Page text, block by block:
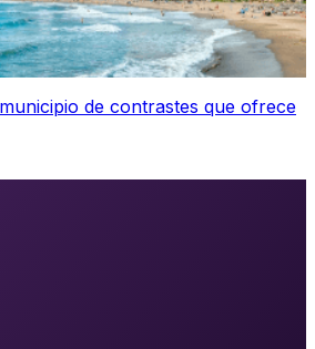
de contrastes que ofrece